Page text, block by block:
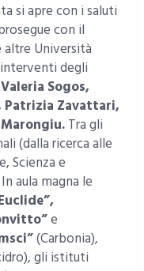
si apre con i saluti
con il
Università
degli
Valeria Sogos,
Patrizia Zavattari,
Tra gli
(dalla ricerca alle
Scienza e
aula magna le
e
(Carbonia),
gli istituti